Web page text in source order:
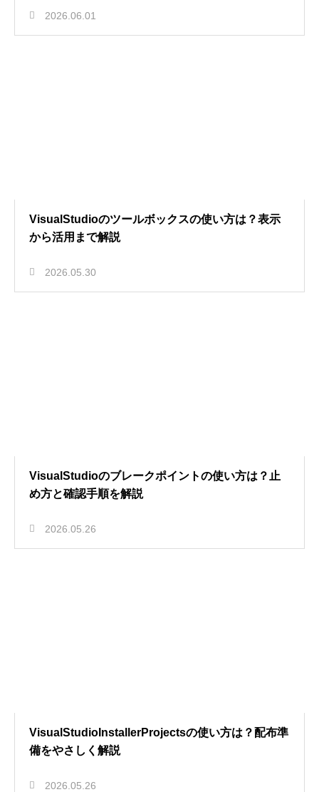
2026.06.01
VisualStudioのツールボックスの使い方は？表示
から活用まで解説
2026.05.30
VisualStudioのブレークポイントの使い方は？止
め方と確認手順を解説
2026.05.26
VisualStudioInstallerProjectsの使い方は？配布準
備をやさしく解説
2026.05.26